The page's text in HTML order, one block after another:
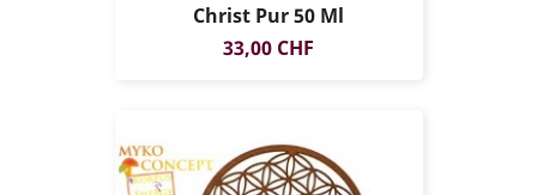
Christ Pur 50 Ml
Prezzo
33,00 CHF